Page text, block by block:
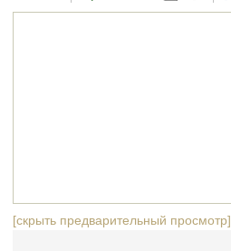
[скрыть предварительный просмотр]